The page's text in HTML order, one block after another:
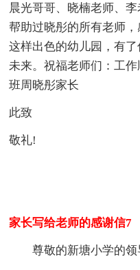
晨光哥哥、晓楠老师、
帮助过晓彤的所有老师
这样出色的幼儿园，有
未来。祝福老师们：工
班周晓彤家长
此致
敬礼!
家长写给老师的感谢信7
尊敬的新塘小学的领